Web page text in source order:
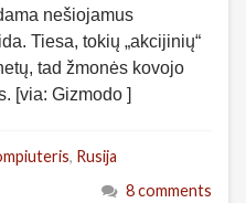
nešiojamus
Tiesa, tokių „akcijinių“
tad žmonės kovojo
[via: Gizmodo ]
, Rusija
8 comments